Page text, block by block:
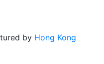
by Hong Kong